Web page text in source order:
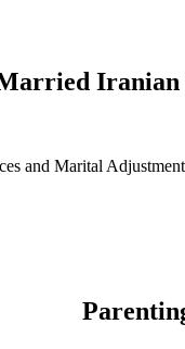
and Marital